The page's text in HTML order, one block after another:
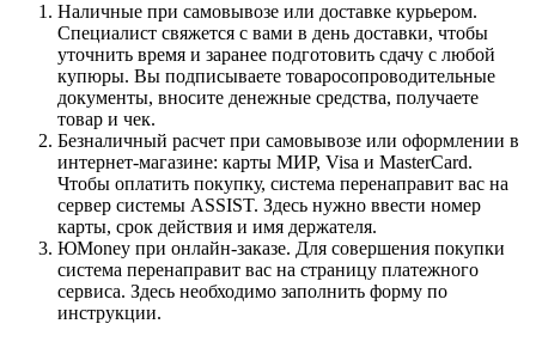
Наличные при самовывозе или доставке курьером.
Специалист свяжется с вами в день доставки, чтобы
уточнить время и заранее подготовить сдачу с любой
купюры. Вы подписываете товаросопроводительные
документы, вносите денежные средства, получаете
товар и чек.
Безналичный расчет при самовывозе или оформлении в
интернет-магазине: карты МИР, Visa и MasterCard.
Чтобы оплатить покупку, система перенаправит вас на
сервер системы ASSIST. Здесь нужно ввести номер
карты, срок действия и имя держателя.
ЮMoney при онлайн-заказе. Для совершения покупки
система перенаправит вас на страницу платежного
сервиса. Здесь необходимо заполнить форму по
инструкции.